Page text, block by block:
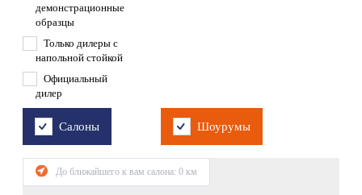
демонстрационные
образцы
Только дилеры с
напольной стойкой
Официальный
дилер
Салоны Шоурумы
До ближайшего к вам салона: 0 км